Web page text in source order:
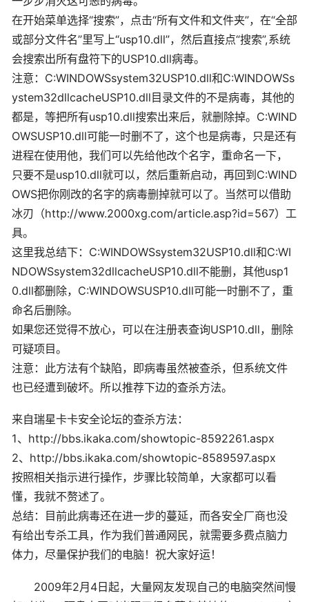
在开始菜单选择“搜索”，点击“所有文件和文件夹”，在“全部
或部分文件名”里写上“usp10.dll”，然后直接点“搜索”,系统
会搜索出所有盘符下的USP10.dll病毒。
注意：C:WINDOWSsystem32USP10.dll和C:WINDOWSs
ystem32dllcacheUSP10.dll目录文件的不是病毒，其他的
都是，等把所有usp10.dll搜索出来后，就删除掉。C:WIND
OWSUSP10.dll可能一时删不了，这个也是病毒，只是还有
进程在使用他，我们可以先给他改个名字，重命名一下，
只要不是usp10.dll就可以，然后重新启动，再回到C:WIND
OWS把你刚改的名字的病毒删掉就可以了。当然可以借助
冰刃（http://www.2000xg.com/article.asp?id=567）工
具。
这里我总结下：C:WINDOWSsystem32USP10.dll和C:WI
NDOWSsystem32dllcacheUSP10.dll不能删，其他usp1
0.dll都删除，C:WINDOWSUSP10.dll可能一时删不了，重
命名后删除。
如果您还觉得不放心，可以在注册表查询USP10.dll，删除
可疑项目。
注意：此方法有个缺陷，即病毒虽然被查杀，但系统文件
也已经遭到破坏。所以推荐下边的查杀方法。
来自瑞星卡卡安全论坛的查杀方法：
1、http://bbs.ikaka.com/showtopic-8592261.aspx
2、http://bbs.ikaka.com/showtopic-8589597.aspx
按照相关指示进行操作，步骤比较简单，大家都可以看
懂，我就不赘述了。
总结：目前此病毒还在进一步的蔓延，而各安全厂商也没
有给出专杀工具，作为我们普通网民，就需要多费点脑力
体力，尽量保护我们的电脑！祝大家好运！
2009年2月4日起，大量网友发现自己的电脑突然间慢